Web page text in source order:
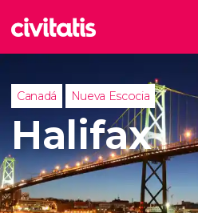
Canadá Nueva Escocia
Halifax